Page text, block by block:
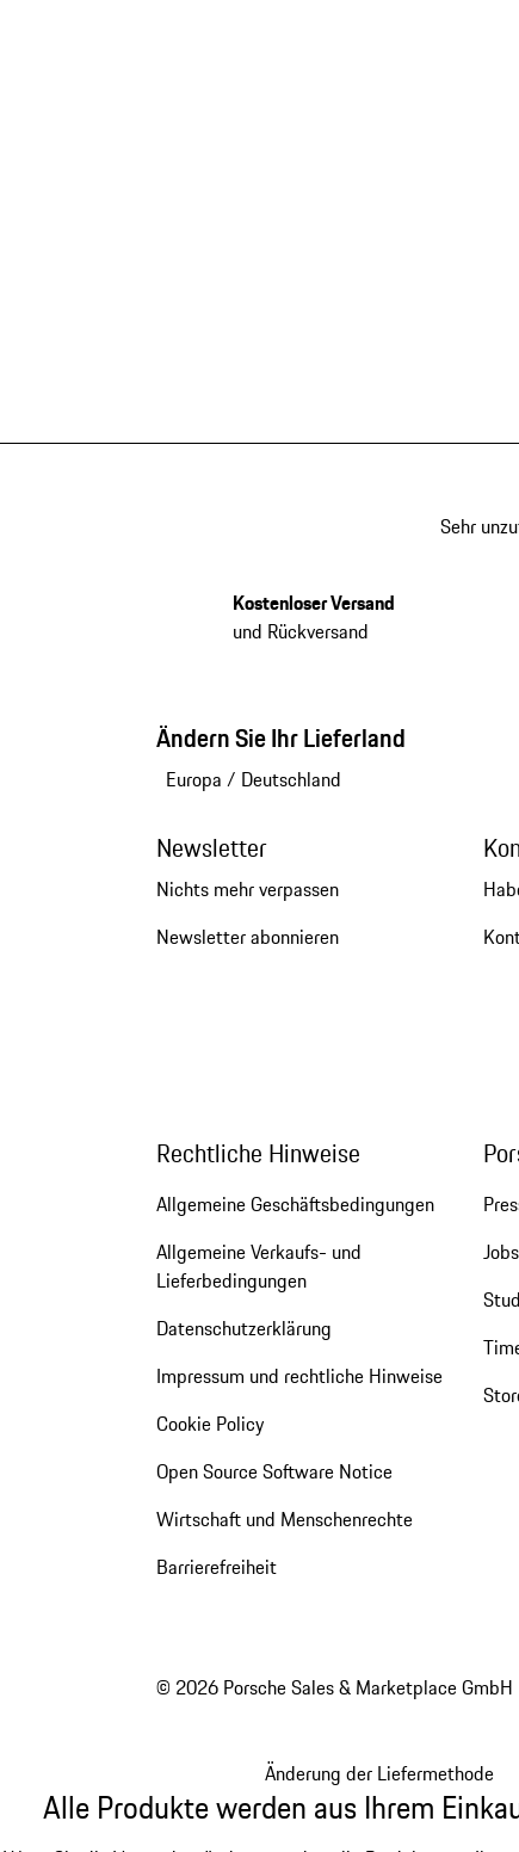
Sehr
Kostenloser Versand
und Rückversand
Ändern Sie Ihr Lieferland
Europa / Deutschland
Newsletter
Nichts mehr verpassen
Newsletter abonnieren
Rechtliche Hinweise
Allgemeine Geschäftsbedingungen
Allgemeine Verkaufs- und
Lieferbedingungen
Datenschutzerklärung
Impressum und rechtliche Hinweise
Cookie Policy
Open Source Software Notice
Wirtschaft und Menschenrechte
Barrierefreiheit
© 2026 Porsche Sales & Marketplace GmbH
Änderung der Liefermethode
Alle Produkte werden aus Ihrem